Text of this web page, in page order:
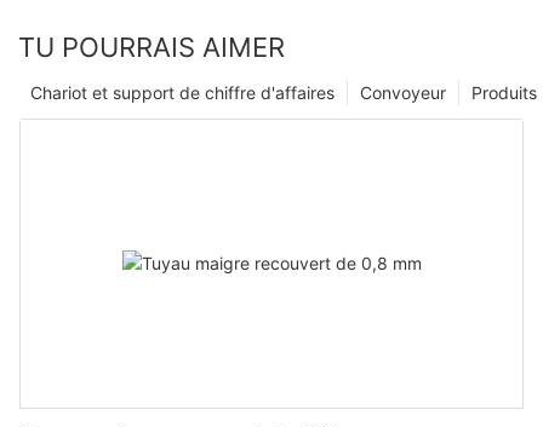
TU POURRAIS AIMER
Produits
Convoyeur
Chariot et support de chiffre d'affaires